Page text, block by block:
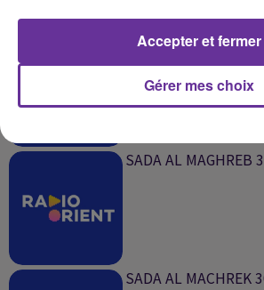
SADA AL MACHREK
SADA AL MAGHREB
SADA AL MACHREK
Gérer mes choix
Accepter et fermer